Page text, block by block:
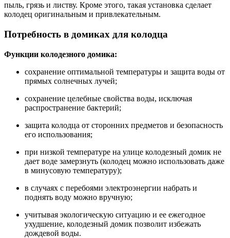
пыль, грязь и листву. Кроме этого, такая установка сделает
колодец оригинальным и привлекательным.
Потребность в домиках для колодца
Функции колодезного домика:
сохранение оптимальной температуры и защита воды от
прямых солнечных лучей;
сохранение целебные свойства воды, исключая
распространение бактерий;
защита колодца от сторонних предметов и безопасность
его использования;
при низкой температуре на улице колодезный домик не
дает воде замерзнуть (колодец можно использовать даже
в минусовую температуру);
в случаях с перебоями электроэнергии набрать и
поднять воду можно вручную;
учитывая экологическую ситуацию и ее ежегодное
ухудшение, колодезный домик позволит избежать
дождевой воды.